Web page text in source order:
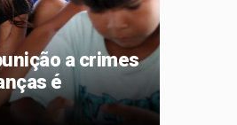
a crimes
é